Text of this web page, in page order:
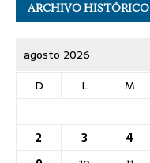
ARCHIVO HISTÓRICO
agosto 2026
D
L M
2
3 4